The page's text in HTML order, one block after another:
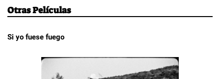
Otras Películas
Si yo fuese fuego